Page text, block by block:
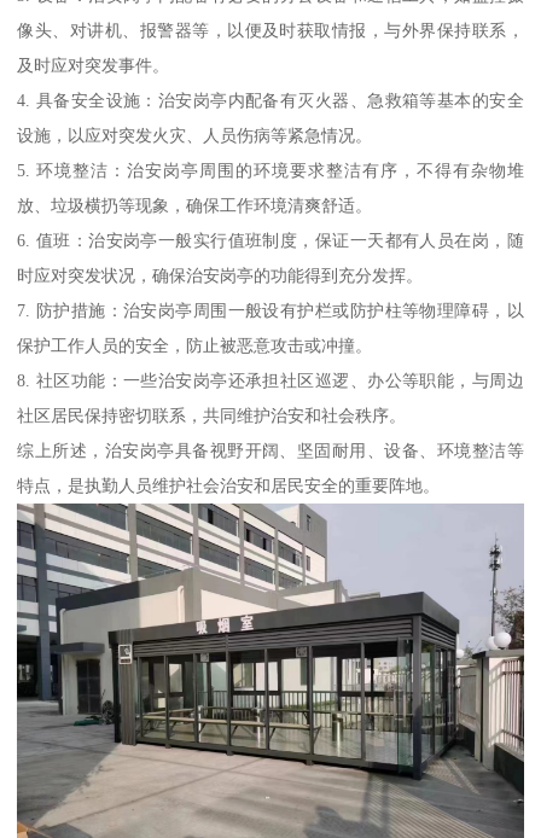
像头、对讲机、报警器等，以便及时获取情报，与外界保持联系，
及时应对突发事件。
4. 具备安全设施：治安岗亭内配备有灭火器、急救箱等基本的安全
设施，以应对突发火灾、人员伤病等紧急情况。
5. 环境整洁：治安岗亭周围的环境要求整洁有序，不得有杂物堆
放、垃圾横扔等现象，确保工作环境清爽舒适。
6. 值班：治安岗亭一般实行值班制度，保证一天都有人员在岗，随
时应对突发状况，确保治安岗亭的功能得到充分发挥。
7. 防护措施：治安岗亭周围一般设有护栏或防护柱等物理障碍，以
保护工作人员的安全，防止被恶意攻击或冲撞。
8. 社区功能：一些治安岗亭还承担社区巡逻、办公等职能，与周边
社区居民保持密切联系，共同维护治安和社会秩序。
综上所述，治安岗亭具备视野开阔、坚固耐用、设备、环境整洁等
特点，是执勤人员维护社会治安和居民安全的重要阵地。